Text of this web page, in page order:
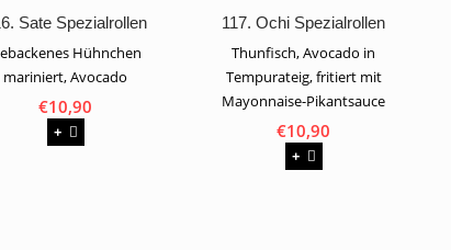
Sate Spezialrollen
Hühnchen
mariniert, Avocado
€10,90
+
117. Ochi Spezialrollen
Thunfisch, Avocado in
Tempurateig, fritiert mit
Mayonnaise-Pikantsauce
€10,90
+